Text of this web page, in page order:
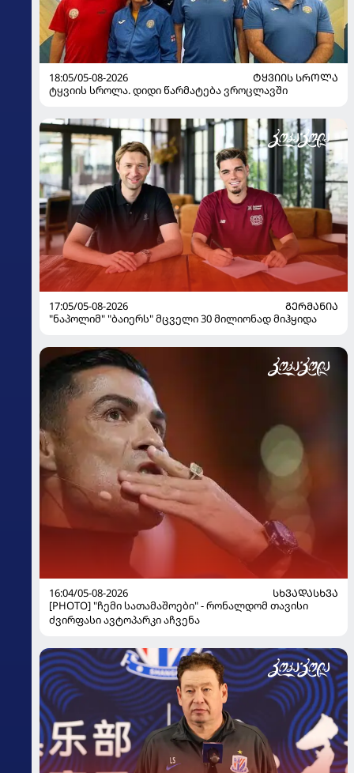
18:05/05-08-2026
ᲢᲧᲕᲘᲘᲡ ᲡᲠᲝᲚᲐ
ტყვიის სროლა. დიდი წარმატება ვროცლავში
17:05/05-08-2026
ᲒᲔᲠᲛᲐᲜᲘᲐ
"ნაპოლიმ" "ბაიერს" მცველი 30 მილიონად მიჰყიდა
16:04/05-08-2026
ᲡᲮᲕᲐᲓᲐᲡᲮᲕᲐ
[PHOTO] "ჩემი სათამაშოები" - რონალდომ თავისი
ძვირფასი ავტოპარკი აჩვენა